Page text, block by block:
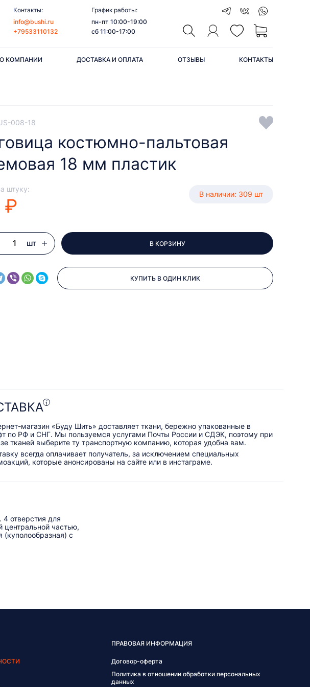
Контакты:
info@bushi.ru
+79533110132
График работы:
пн-пт 10:00-19:00
сб 11:00-17:00
О КОМПАНИИ ДОСТАВКА И ОПЛАТА ОТЗЫВЫ КОНТАКТЫ
008-18
костюмно-пальтовая
18 мм пластик
штуку:
₽
В наличии: 309 шт
шт В КОРЗИНУ
КУПИТЬ В ОДИН КЛИК
магазин «Буду Шить» доставляет ткани, бережно упакованные в
по РФ и СНГ. Мы пользуемся услугами Почты России и СДЭК, поэтому при
тканей выберите ту транспортную компанию, которая удобна вам.
всегда оплачивает получатель, за исключением специальных
которые анонсированы на сайте или в инстаграме.
отверстия для
частью,
с
ПРАВОВАЯ ИНФОРМАЦИЯ
Договор-оферта
Политика в отношении обработки персональных
данных